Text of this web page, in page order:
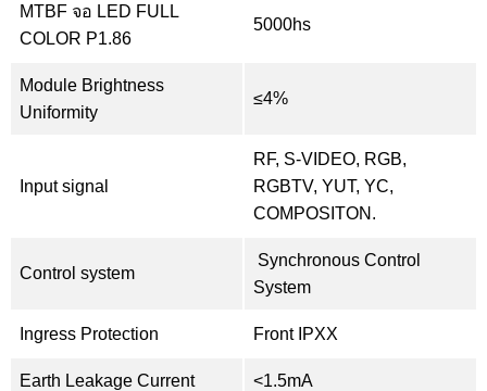
MTBF จอ LED FULL
COLOR P1.86
5000hs
Module Brightness
Uniformity
≤4%
Input signal
RF, S-VIDEO, RGB,
RGBTV, YUT, YC,
COMPOSITON.
Control system
Synchronous Control
System
Ingress Protection Front IPXX
Earth Leakage Current <1.5mA